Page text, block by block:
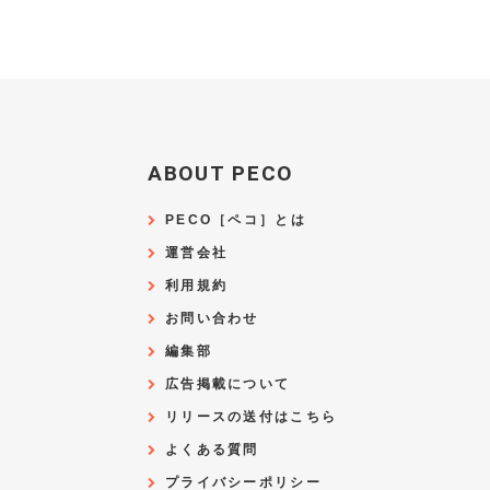
ABOUT PECO
PECO［ペコ］とは
運営会社
利用規約
お問い合わせ
編集部
広告掲載について
リリースの送付はこちら
よくある質問
プライバシーポリシー